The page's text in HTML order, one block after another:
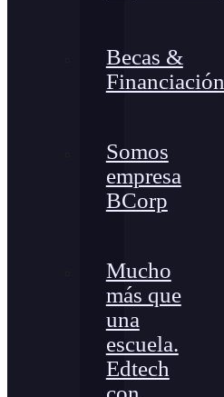
Becas &
Financiación
Somos
empresa
BCorp
Mucho
más que
una
escuela.
Edtech